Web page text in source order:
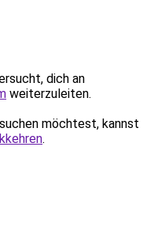
dich an
weiterzuleiten.
möchtest, kannst
.